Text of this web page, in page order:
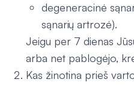
degeneracinė
sąnarių artrozė).
Jeigu per 7 dienas
arba net pablogėjo,
Kas žinotina prieš